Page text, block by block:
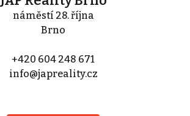
náměstí 28. října
Brno
+420 604 248 671
info@japreality.cz